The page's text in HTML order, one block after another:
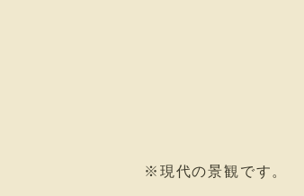
※現代の景観です。